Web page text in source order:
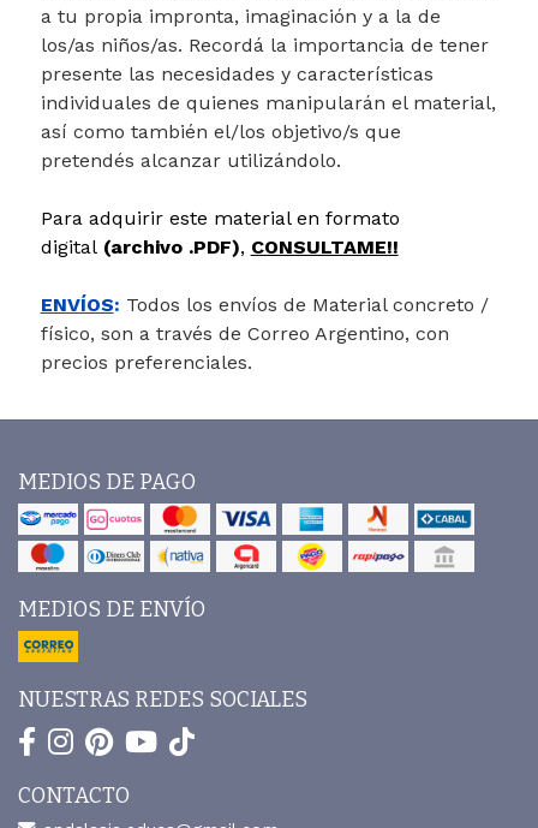
a tu propia impronta, imaginación y a la de
los/as niños/as. Recordá la importancia de tener
presente las necesidades y características
individuales de quienes manipularán el material,
así como también el/los objetivo/s que
pretendés alcanzar utilizándolo.
Para adquirir este material en formato
digital (archivo .PDF), CONSULTAME!!
ENVÍOS: Todos los envíos de Material concreto /
físico, son a través de Correo Argentino, con
precios preferenciales.
MEDIOS DE PAGO
MEDIOS DE ENVÍO
NUESTRAS REDES SOCIALES
CONTACTO